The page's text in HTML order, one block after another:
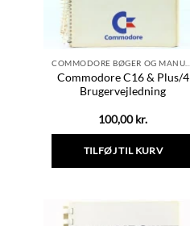
Commodore C16 & Plus/4
Brugervejledning
100,00kr.
TILFØJ TIL KURV